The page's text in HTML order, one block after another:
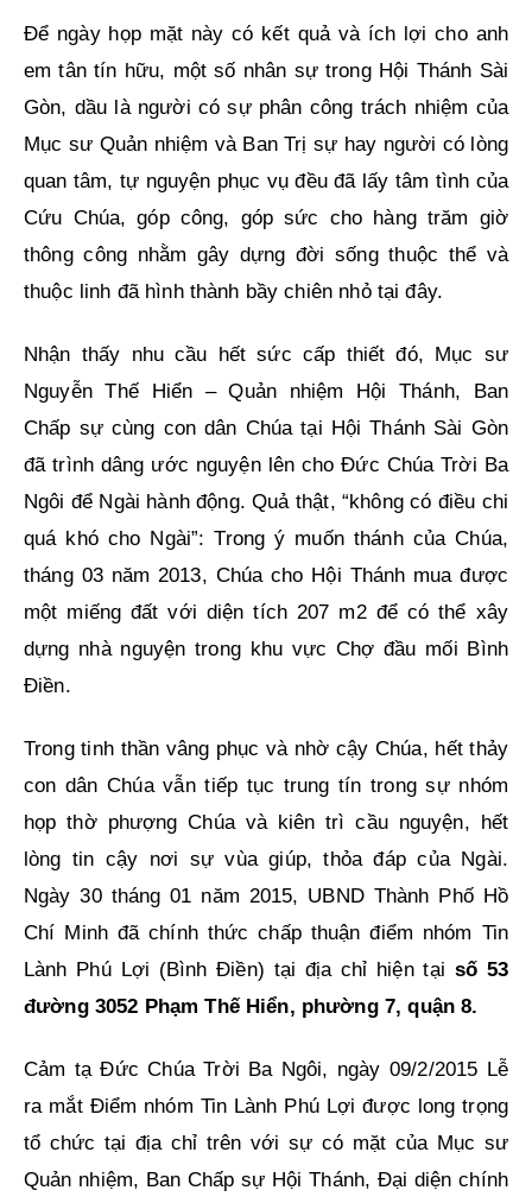
Để ngày họp mặt này có kết quả và ích lợi cho anh
em tân tín hữu, một số nhân sự trong Hội Thánh Sài
Gòn, dầu là người có sự phân công trách nhiệm của
Mục sư Quản nhiệm và Ban Trị sự hay người có lòng
quan tâm, tự nguyện phục vụ đều đã lấy tâm tình của
Cứu Chúa, góp công, góp sức cho hàng trăm giờ
thông công nhằm gây dựng đời sống thuộc thể và
thuộc linh đã hình thành bầy chiên nhỏ tại đây.
Nhận thấy nhu cầu hết sức cấp thiết đó, Mục sư
Nguyễn Thế Hiển – Quản nhiệm Hội Thánh, Ban
Chấp sự cùng con dân Chúa tại Hội Thánh Sài Gòn
đã trình dâng ước nguyện lên cho Đức Chúa Trời Ba
Ngôi để Ngài hành động. Quả thật, “không có điều chi
quá khó cho Ngài”: Trong ý muốn thánh của Chúa,
tháng 03 năm 2013, Chúa cho Hội Thánh mua được
một miếng đất với diện tích 207 m2 để có thể xây
dựng nhà nguyện trong khu vực Chợ đầu mối Bình
Điền.
Trong tinh thần vâng phục và nhờ cậy Chúa, hết thảy
con dân Chúa vẫn tiếp tục trung tín trong sự nhóm
họp thờ phượng Chúa và kiên trì cầu nguyện, hết
lòng tin cậy nơi sự vùa giúp, thỏa đáp của Ngài.
Ngày 30 tháng 01 năm 2015, UBND Thành Phố Hồ
Chí Minh đã chính thức chấp thuận điểm nhóm Tin
Lành Phú Lợi (Bình Điền) tại địa chỉ hiện tại số 53
đường 3052 Phạm Thế Hiển, phường 7, quận 8.
Cảm tạ Đức Chúa Trời Ba Ngôi, ngày 09/2/2015 Lễ
ra mắt Điểm nhóm Tin Lành Phú Lợi được long trọng
tổ chức tại địa chỉ trên với sự có mặt của Mục sư
Quản nhiệm, Ban Chấp sự Hội Thánh, Đại diện chính